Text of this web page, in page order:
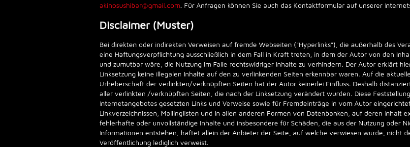
akinosushibar@gmail.com. Für Anfragen können Sie auch das Kontaktformular auf unserer
Disclaimer (Muster)
Bei direkten oder indirekten Verweisen auf fremde Webseiten ("Hyperlinks"), die außerhalb des
eine Haftungsverpflichtung ausschließlich in dem Fall in Kraft treten, in dem der Autor von den
und zumutbar wäre, die Nutzung im Falle rechtswidriger Inhalte zu verhindern. Der Autor erklärt
Linksetzung keine illegalen Inhalte auf den zu verlinkenden Seiten erkennbar waren. Auf die
Urheberschaft der verlinkten/verknüpften Seiten hat der Autor keinerlei Einfluss. Deshalb
aller verlinkten /verknüpften Seiten, die nach der Linksetzung verändert wurden. Diese
Internetangebotes gesetzten Links und Verweise sowie für Fremdeinträge in vom Autor
Linkverzeichnissen, Mailinglisten und in allen anderen Formen von Datenbanken, auf deren Inhalt
fehlerhafte oder unvollständige Inhalte und insbesondere für Schäden, die aus der Nutzung oder
Informationen entstehen, haftet allein der Anbieter der Seite, auf welche verwiesen wurde, nicht
Veröffentlichung lediglich verweist.